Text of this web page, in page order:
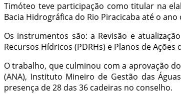
Timóteo teve participação como titular na
Bacia Hidrográfica do Rio Piracicaba até o
Os instrumentos são: a Revisão e
Recursos Hídricos (PDRHs) e Planos de
O trabalho, que culminou com a aprovação
(ANA), Instituto Mineiro de Gestão das
presença de 28 das 36 cadeiras no conselho.